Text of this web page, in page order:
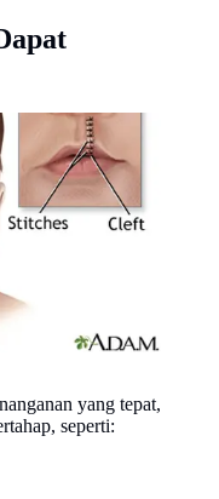
yang tepat,
seperti: